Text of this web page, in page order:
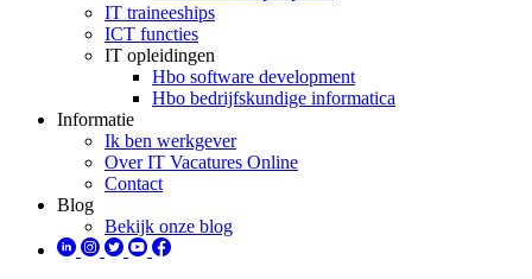
IT traineeships
ICT functies
IT opleidingen
Hbo software development
Hbo bedrijfskundige informatica
Informatie
Ik ben werkgever
Over IT Vacatures Online
Contact
Blog
Bekijk onze blog